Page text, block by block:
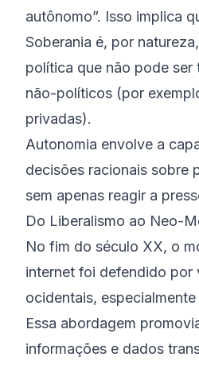
autônomo”. Isso implica
Soberania é, por
política que não pode ser
não-políticos (por
privadas).
Autonomia envolve a
decisões racionais sobre
sem apenas reagir a
Do Liberalismo ao Neo-
No fim do século XX, o
internet foi defendido por
ocidentais,
Essa abordagem
informações e dados